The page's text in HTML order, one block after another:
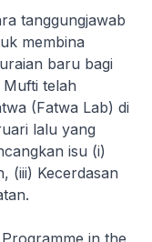
tanggungjawab
membina
baru bagi
Mufti telah
(Fatwa Lab) di
lalu yang
isu (i)
(iii) Kecerdasan
in the